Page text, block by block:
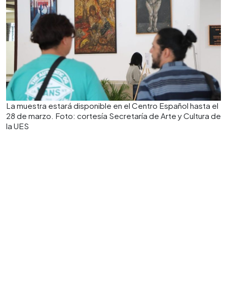
La muestra estará disponible en el Centro Español hasta el
28 de marzo. Foto: cortesía Secretaría de Arte y Cultura de
la UES